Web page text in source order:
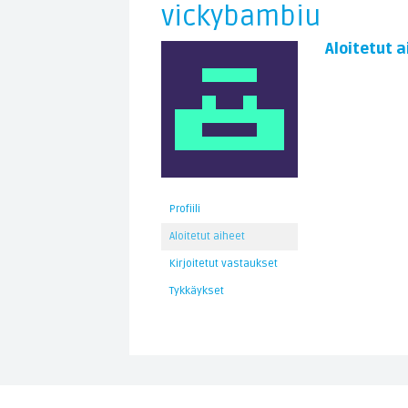
vickybambiu
Profiili
Aloitetut aiheet
Kirjoitetut vastaukset
Tykkäykset
Aloitetut